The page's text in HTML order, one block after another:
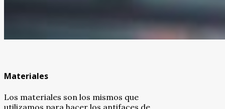
Materiales
Los materiales son los mismos que
utilizamos para hacer los antifaces de